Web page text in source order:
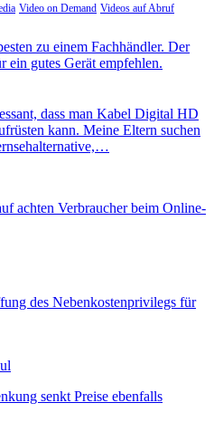
Video on Demand Videos auf Abruf
zu einem Fachhändler. Der
ein gutes Gerät empfehlen.
dass man Kabel Digital HD
kann. Meine Eltern suchen
achten Verbraucher beim Online-
des Nebenkostenprivilegs für
senkt Preise ebenfalls